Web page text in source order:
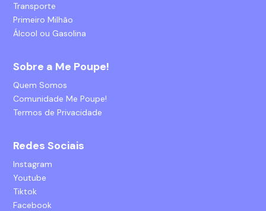
Transporte
Primeiro Milhão
Álcool ou Gasolina
Sobre a Me Poupe!
Quem Somos
Comunidade Me Poupe!
Termos de Privacidade
Redes Sociais
Instagram
Youtube
Tiktok
Facebook